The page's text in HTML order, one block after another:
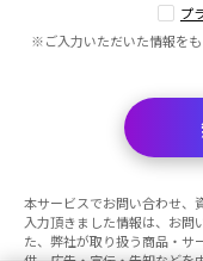
プ
※ご入力いただいた情報を
本サービスでお問い合わせ、
入力頂きました情報は、お問
た、弊社が取り扱う商品・サ